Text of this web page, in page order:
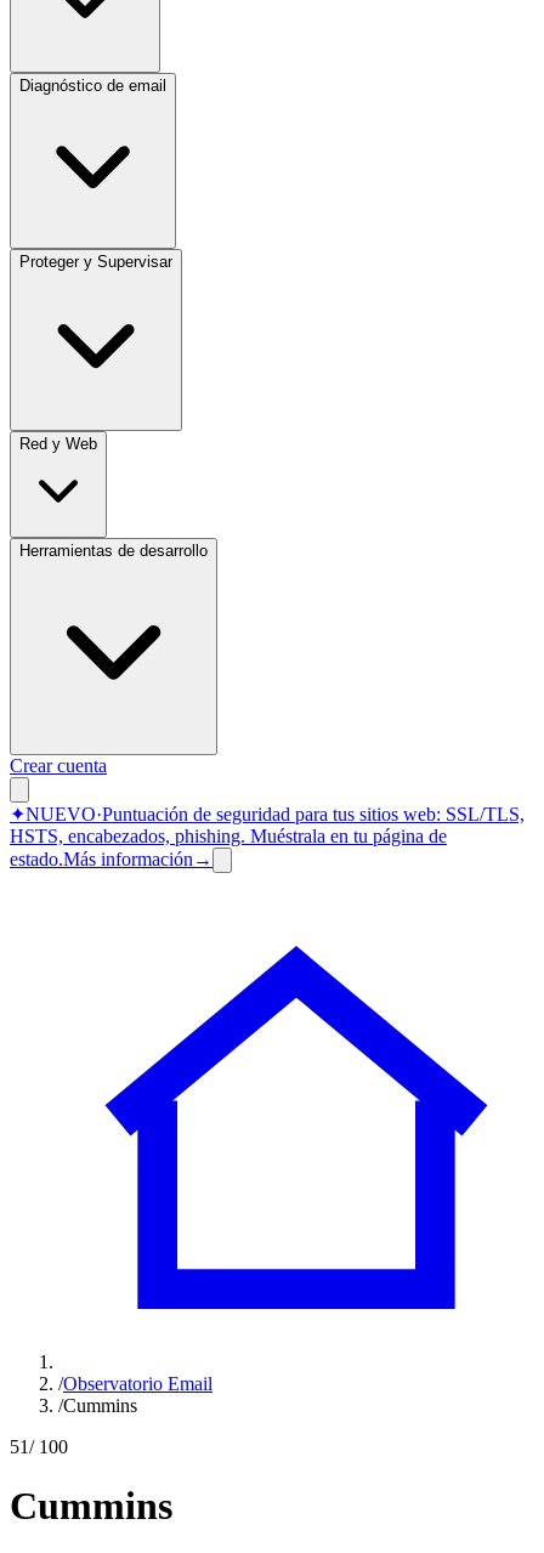
Diagnóstico de email
Proteger y Supervisar
Red y Web
Herramientas de desarrollo
Crear cuenta
✦NUEVO·Puntuación de seguridad para tus sitios web: SSL/TLS,
HSTS, encabezados, phishing. Muéstrala en tu página de
estado.Más información →
/Observatorio Email
/Cummins
51/ 100
Cummins